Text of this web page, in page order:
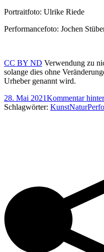
Portraitfoto: Ulrike Riede
Performancefoto: Jochen
CC BY ND Verwendung zu
solange dies ohne
Urheber genannt wird.
28. Mai 2021Kommentar
Schlagwörter: KunstNatur